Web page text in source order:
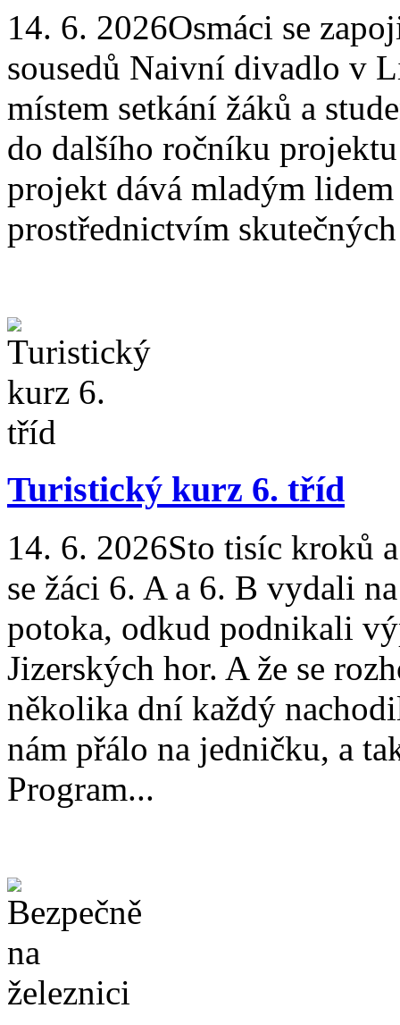
14. 6. 2026Osmáci se
sousedů Naivní divadlo v
místem setkání žáků a
do dalšího ročníku
projekt dává mladým
prostřednictvím
Turistický kurz 6. tříd
14. 6. 2026Sto tisíc kroků
se žáci 6. A a 6. B vydali
potoka, odkud podnikali
Jizerských hor. A že se
několika dní každý
nám přálo na jedničku, a
Program...